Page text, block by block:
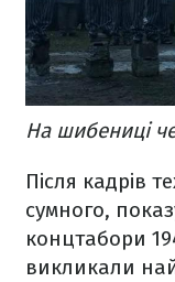
На шибениці
Після кадрів
сумного,
концтабори
викликали